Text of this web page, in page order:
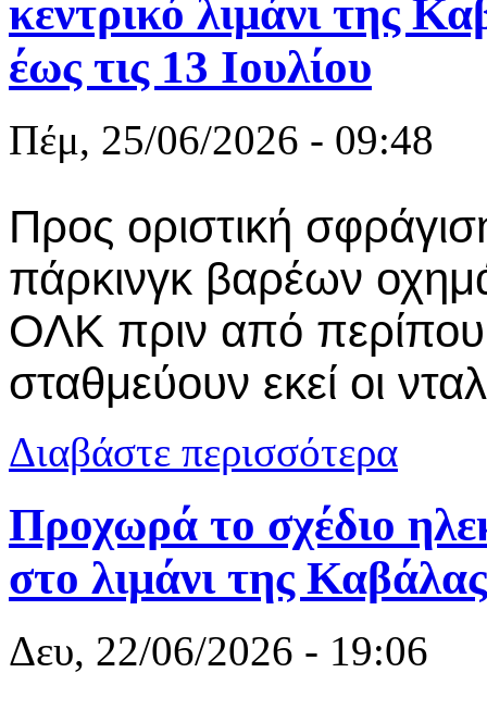
κεντρικό λιμάνι της
έως τις 13 Ιουλίου
Πέμ, 25/06/2026 - 09:48
Προς οριστική
πάρκινγκ βαρέων
ΟΛΚ πριν από περίπου
σταθμεύουν εκεί οι
Διαβάστε περισσότερα
Προχωρά το σχέδιο
στο λιμάνι της Καβάλας
Δευ, 22/06/2026 - 19:06